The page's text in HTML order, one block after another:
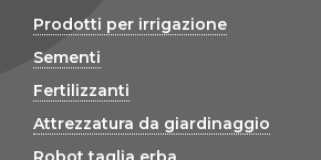
Prodotti per irrigazione
Sementi
Fertilizzanti
Attrezzatura da giardinaggio